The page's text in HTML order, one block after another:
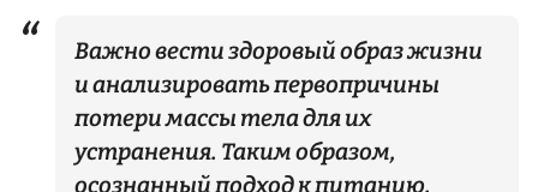
Важно вести здоровый образ жизни
и анализировать первопричины
потери массы тела для их
устранения. Таким образом,
осознанный подход к питанию,